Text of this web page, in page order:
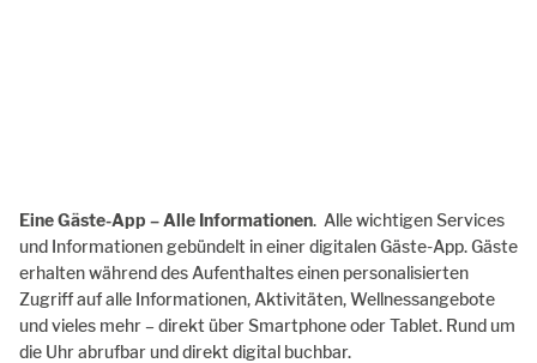
Eine Gäste-App – Alle Informationen. Alle wichtigen Services
und Informationen gebündelt in einer digitalen Gäste-App. Gäste
erhalten während des Aufenthaltes einen personalisierten
Zugriff auf alle Informationen, Aktivitäten, Wellnessangebote
und vieles mehr – direkt über Smartphone oder Tablet. Rund um
die Uhr abrufbar und direkt digital buchbar.